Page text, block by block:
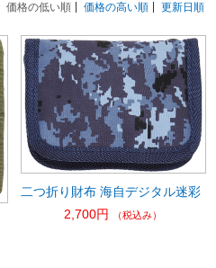
価格の低い順 価格の高い順 更新日順
二つ折り財布 海自デジタル迷彩
2,700円
（税込み）